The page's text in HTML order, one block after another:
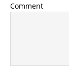
Comment